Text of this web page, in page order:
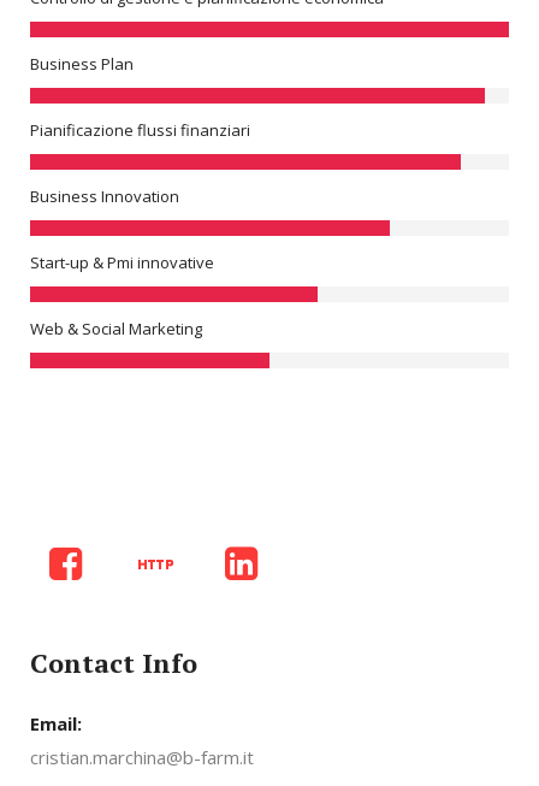
Business Plan
Pianificazione flussi finanziari
Business Innovation
Start-up & Pmi innovative
Web & Social Marketing
Contact Info
Email:
cristian.marchina@b-farm.it